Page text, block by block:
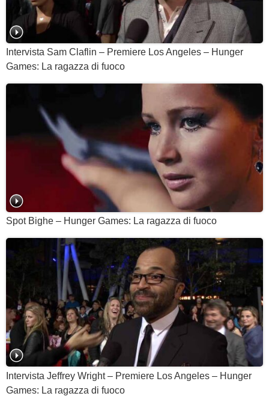
Intervista Sam Claflin – Premiere Los Angeles – Hunger
Games: La ragazza di fuoco
Spot Bighe – Hunger Games: La ragazza di fuoco
Intervista Jeffrey Wright – Premiere Los Angeles – Hunger
Games: La ragazza di fuoco